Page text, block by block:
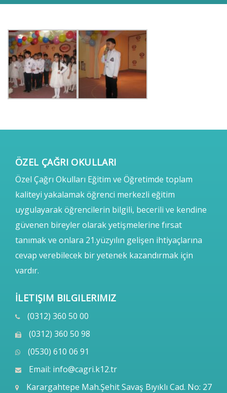
ÖZEL ÇAĞRI OKULLARI
Özel Çağrı Okulları Eğitim ve Öğretimde toplam
kaliteyi yakalamak öğrenci merkezli eğitim
uygulayarak öğrencilerin bilgili, becerili ve kendine
güvenen bireyler olarak yetişmelerine fırsat
tanımak ve onlara 21.yüzyılın gelişen ihtiyaçlarına
cevap verebilecek bir yetenek kazandırmak için
vardır.
İLETIŞIM BILGILERIMIZ
(0312) 360 50 00
(0312) 360 50 98
(0530) 610 06 91
Email: info@cagri.k12.tr
Karargahtepe Mah.Şehit Savaş Bıyıklı Cad. No: 27